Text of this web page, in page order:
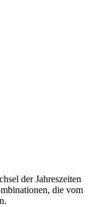
der Jahreszeiten
die vom